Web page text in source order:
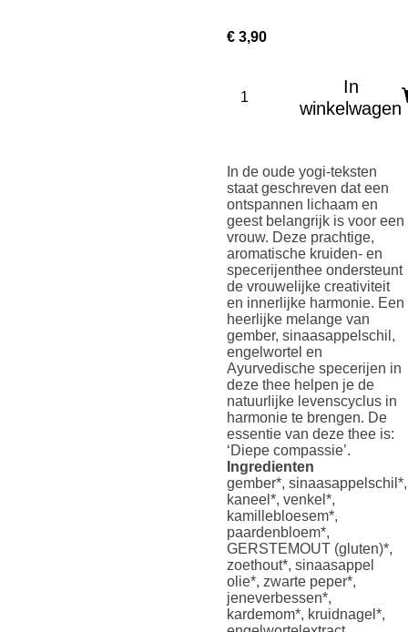
€ 3,90
In
winkelwagen
In de oude yogi-teksten
staat geschreven dat een
ontspannen lichaam en
geest belangrijk is voor een
vrouw. Deze prachtige,
aromatische kruiden- en
specerijenthee ondersteunt
de vrouwelijke creativiteit
en innerlijke harmonie. Een
heerlijke melange van
gember, sinaasappelschil,
engelwortel en
Ayurvedische specerijen in
deze thee helpen je de
natuurlijke levenscyclus in
harmonie te brengen. De
essentie van deze thee is:
‘Diepe compassie’.
Ingredienten
gember*, sinaasappelschil*,
kaneel*, venkel*,
kamillebloesem*,
paardenbloem*,
GERSTEMOUT (gluten)*,
zoethout*, sinaasappel
olie*, zwarte peper*,
jeneverbessen*,
kardemom*, kruidnagel*,